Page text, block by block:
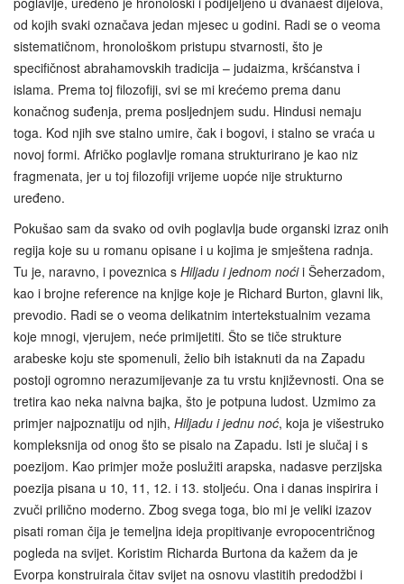
od kojih svaki označava jedan mjesec u godini. Radi se o veoma
sistematičnom, hronološkom pristupu stvarnosti, što je
specifičnost abrahamovskih tradicija – judaizma, kršćanstva i
islama. Prema toj filozofiji, svi se mi krećemo prema danu
konačnog suđenja, prema posljednjem sudu. Hindusi nemaju
toga. Kod njih sve stalno umire, čak i bogovi, i stalno se vraća u
novoj formi. Afričko poglavlje romana strukturirano je kao niz
fragmenata, jer u toj filozofiji vrijeme uopće nije strukturno
uređeno.
Pokušao sam da svako od ovih poglavlja bude organski izraz onih
regija koje su u romanu opisane i u kojima je smještena radnja.
Tu je, naravno, i poveznica s Hiljadu i jednom noćii Šeherzadom,
kao i brojne reference na knjige koje je Richard Burton, glavni lik,
prevodio. Radi se o veoma delikatnim intertekstualnim vezama
koje mnogi, vjerujem, neće primijetiti. Što se tiče strukture
arabeske koju ste spomenuli, želio bih istaknuti da na Zapadu
postoji ogromno nerazumijevanje za tu vrstu književnosti. Ona se
tretira kao neka naivna bajka, što je potpuna ludost. Uzmimo za
primjer najpoznatiju od njih, Hiljadu i jednu noć, koja je višestruko
kompleksnija od onog što se pisalo na Zapadu. Isti je slučaj i s
poezijom. Kao primjer može poslužiti arapska, nadasve perzijska
poezija pisana u 10, 11, 12. i 13. stoljeću. Ona i danas inspirira i
zvuči prilično moderno. Zbog svega toga, bio mi je veliki izazov
pisati roman čija je temeljna ideja propitivanje evropocentričnog
pogleda na svijet. Koristim Richarda Burtona da kažem da je
Evorpa konstruirala čitav svijet na osnovu vlastitih predodžbi i